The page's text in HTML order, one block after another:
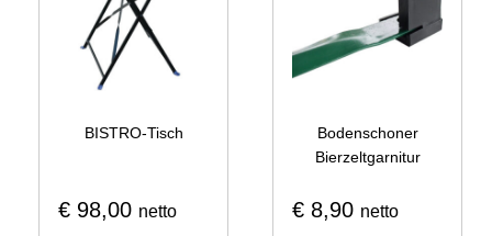
BISTRO-Tisch
€ 98,00 netto
Bodenschoner
Bierzeltgarnitur
€ 8,90 netto